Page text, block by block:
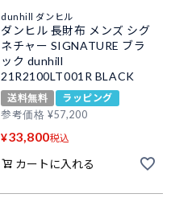
dunhill ダンヒル
ダンヒル 長財布 メンズ シグ
ネチャー SIGNATURE ブラ
ック dunhill
21R2100LT001R BLACK
送料無料
ラッピング
参考価格 ¥57,200
¥33,800税込
カートに入れる